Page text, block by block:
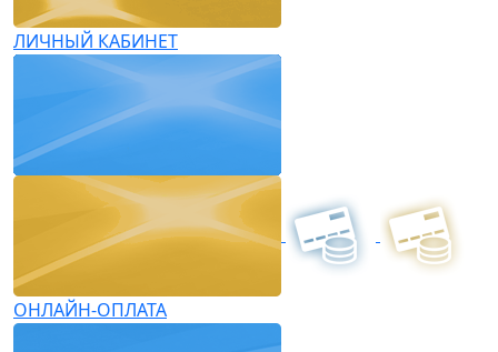
ЛИЧНЫЙ КАБИНЕТ
ОНЛАЙН-ОПЛАТА